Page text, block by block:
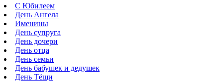
С Юбилеем
День Ангела
Именины
День супруга
День дочери
День отца
День семьи
День бабушек и дедушек
День Тёщи